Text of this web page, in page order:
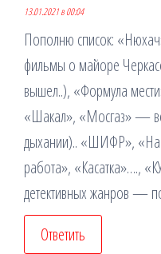
13.01.2021 в 00:04
Пополню список:
фильмы о майоре
вышел..), «Формула
«Шакал», «Мосгаз» —
дыхании).. «ШИФР»,
работа», «Касатка»….,
детективных жанров —
Ответить